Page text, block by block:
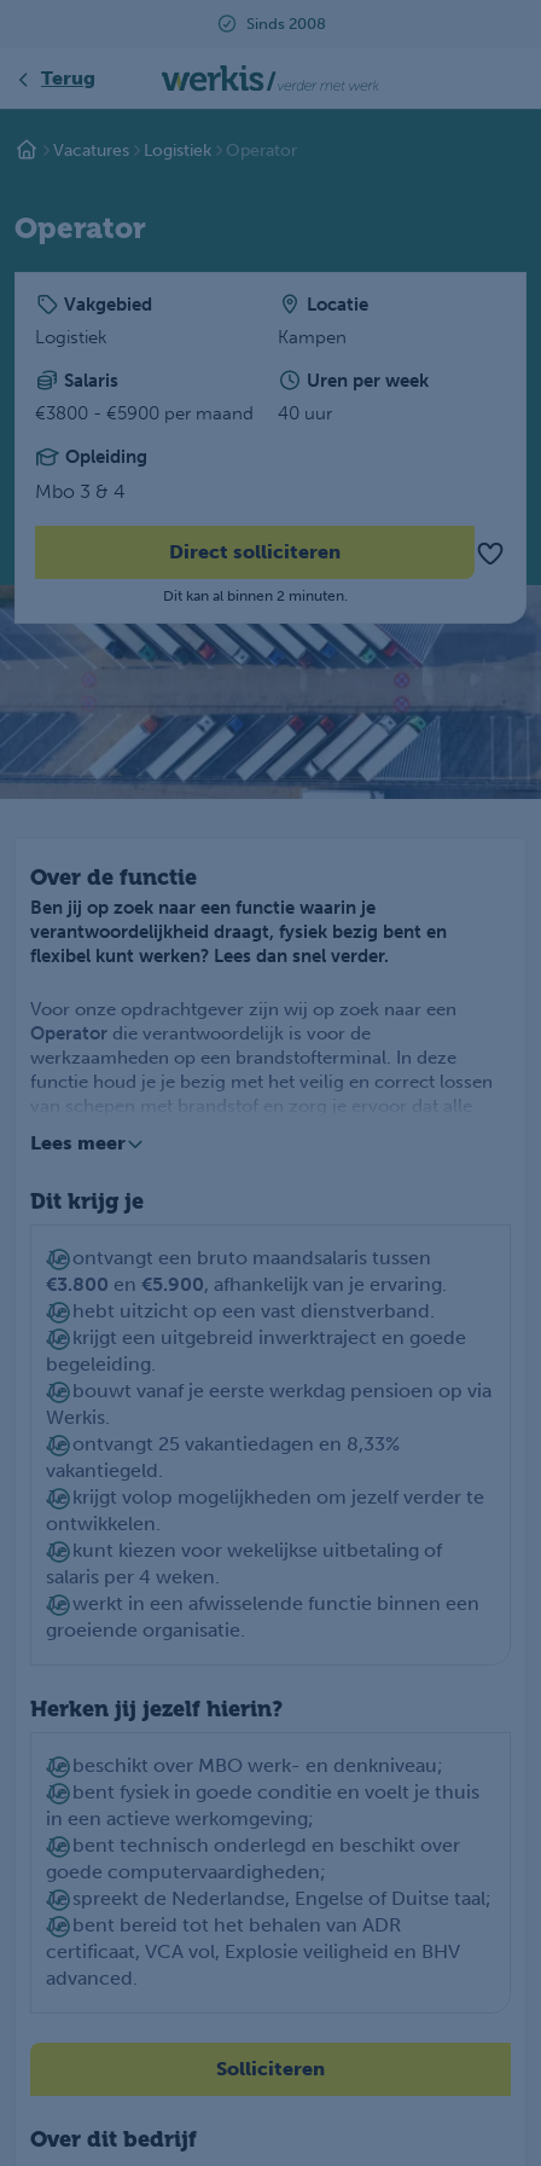
Beoordeeld met een 9.2
Terug
Vacatures Logistiek Operator
Operator
Vakgebied
Logistiek
Locatie
Kampen
Salaris
€3800 - €5900 per maand
Uren per week
40 uur
Opleiding
Mbo 3 & 4
Direct solliciteren
Dit kan al binnen 2 minuten.
Over de functie
Ben jij op zoek naar een functie waarin je
verantwoordelijkheid draagt, fysiek bezig bent en
flexibel kunt werken? Lees dan snel verder.
Voor onze opdrachtgever zijn wij op zoek naar een
Operator die verantwoordelijk is voor de
werkzaamheden op een brandstofterminal. In deze
functie houd je je bezig met het veilig en correct lossen
van schepen met brandstof en zorg je ervoor dat alle
verlopen.
teamspeler die ook ondersteunt bij
staat in deze functie centraal en daarom is het belangrijk
dat je altijd volgens de vastgestelde
veiligheidsvoorschriften werkt en hier goed op toeziet.
Naast het operationele werk begeleid je ook
tankwagenchauffeurs op het terrein en zorg je ervoor dat
zij veilig en efficiënt hun werkzaamheden kunnen
uitvoeren. Ook voer je administratieve taken uit die
horen bij de dagelijkse operatie en zorg je ervoor dat alle
opvolging van werkzaamheden correct en tijdig wordt
uitgevoerd. Tot slot draag je bij aan een nette en goed
georganiseerde werkomgeving door de terminal schoon
en overzichtelijk te houden.
Lees meer
Dit krijg je
Je ontvangt een bruto maandsalaris tussen
€3.800 en €5.900, afhankelijk van je ervaring.
Je hebt uitzicht op een vast dienstverband.
Je krijgt een uitgebreid inwerktraject en goede
begeleiding.
Je bouwt vanaf je eerste werkdag pensioen op via
Werkis.
Je ontvangt 25 vakantiedagen en 8,33%
vakantiegeld.
Je krijgt volop mogelijkheden om jezelf verder te
ontwikkelen.
Je kunt kiezen voor wekelijkse uitbetaling of
salaris per 4 weken.
Je werkt in een afwisselende functie binnen een
groeiende organisatie.
Herken jij jezelf hierin?
Je beschikt over MBO werk- en denkniveau;
Je bent fysiek in goede conditie en voelt je thuis
in een actieve werkomgeving;
Je bent technisch onderlegd en beschikt over
goede computervaardigheden;
Je spreekt de Nederlandse, Engelse of Duitse taal;
Je bent bereid tot het behalen van ADR
certificaat, VCA vol, Explosie veiligheid en BHV
advanced.
Solliciteren
Over dit bedrijf